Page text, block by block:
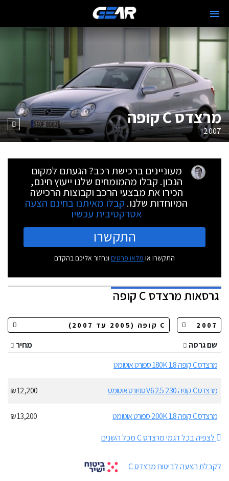
מרצדס C קופה
2007
מעוניינים ברכישת רכב? הגעתם למקום
הנכון. קבלו מהמומחים שלנו ייעוץ חינם,
הכירו את מבצעי הרכב וקבוצות הרכישה
המיוחדות שלנו. קבלו מאיתנו בחינם הצעה
אטרקטיבית עכשיו
התקשרו
התקשרו או מלאו פרטים ונחזור אליכם בהקדם
גרסאותמרצדס C קופה
שם גרסה
מחיר
מרצדס C קופה 180K 1.8 ספורט אוטומט
מרצדס C קופה 230 2.5 V6 ספורט אוטומט 12,200 ₪
מרצדס C קופה 200K 1.8 ספורט אוטומט
13,200 ₪
לצפיה בכל דגמי מרצדס C מכל השנים
לקבלת הצעה לביטוח מרצדס C